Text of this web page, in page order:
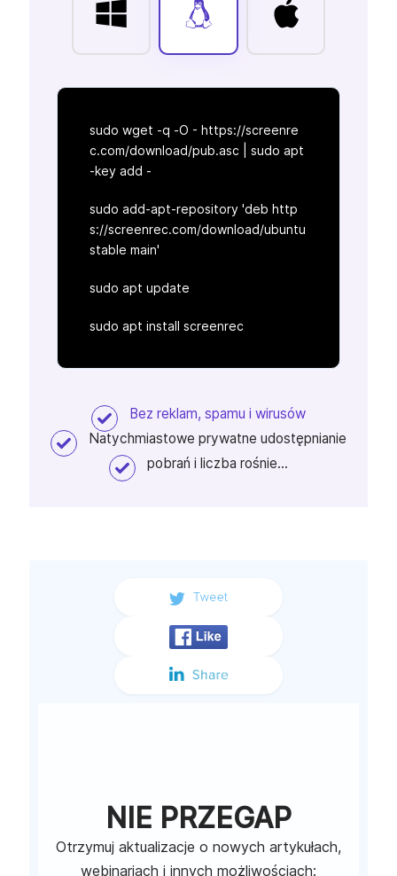
sudo wget -q -O - https://screenre
c.com/download/pub.asc | sudo apt
-key add -
sudo add-apt-repository 'deb http
s://screenrec.com/download/ubuntu
stable main'
sudo apt update
sudo apt install screenrec
Bez reklam, spamu i wirusów
Natychmiastowe prywatne udostępnianie
pobrań i liczba rośnie...
NIE PRZEGAP
Otrzymuj aktualizacje o nowych artykułach,
webinariach i innych możliwościach: